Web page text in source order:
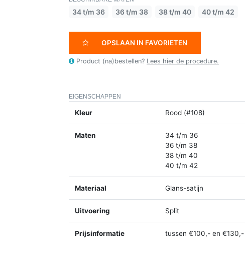
34 t/m 36 36 t/m 38 38 t/m 40 40 t/m 42
OPSLAAN IN FAVORIETEN
Product (na)bestellen? Lees hier de procedure.
EIGENSCHAPPEN
Kleur Rood (#108)
Maten
34 t/m 36
36 t/m 38
38 t/m 40
40 t/m 42
Materiaal Glans-satijn
Uitvoering Split
Prijsinformatie tussen €100,- en €130,-